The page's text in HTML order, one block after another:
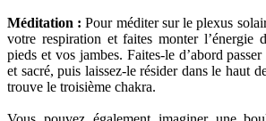
Méditation : Pour méditer sur le plexus
votre respiration et faites monter l’énergie
pieds et vos jambes. Faites-le d’abord
et sacré, puis laissez-le résider dans le haut
trouve le troisième chakra.